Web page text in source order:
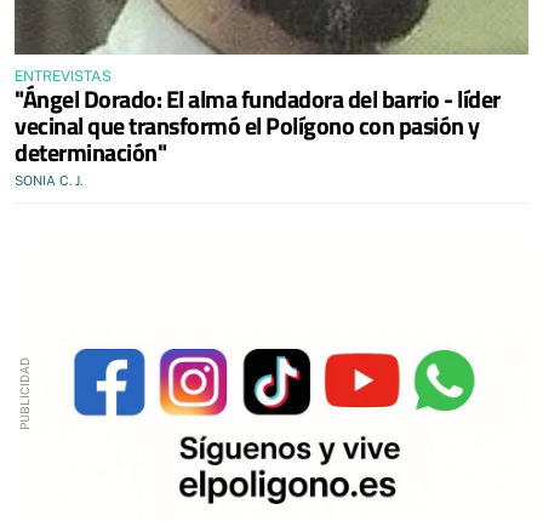
ENTREVISTAS
"Ángel Dorado: El alma fundadora del barrio - líder
vecinal que transformó el Polígono con pasión y
determinación"
SONIA C. J.